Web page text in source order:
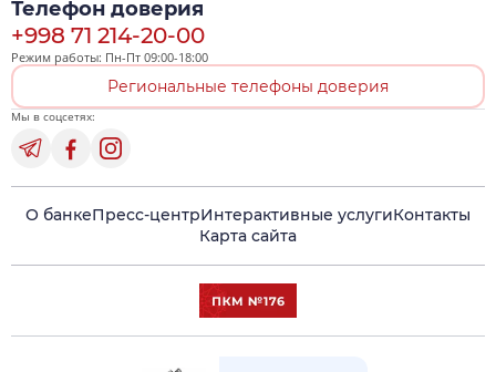
Телефон доверия
+998 71 214-20-00
Режим работы: Пн-Пт 09:00-18:00
Региональные телефоны доверия
Мы в соцсетях:
О банкеПресс-центрИнтерактивные услугиКонтакты
Карта сайта